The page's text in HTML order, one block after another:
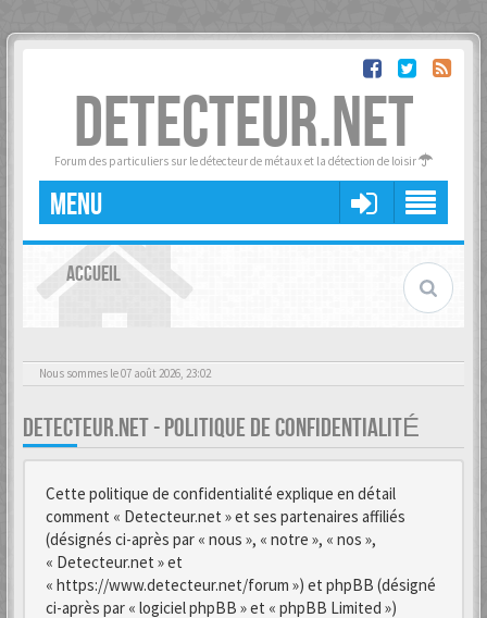
DETECTEUR.NET
Forum des particuliers sur le détecteur de métaux et la détection de loisir
MENU
ACCUEIL
Nous sommes le 07 août 2026, 23:02
DETECTEUR.NET - POLITIQUE DE CONFIDENTIALITÉ
Cette politique de confidentialité explique en détail
comment « Detecteur.net » et ses partenaires affiliés
(désignés ci-après par « nous », « notre », « nos »,
« Detecteur.net » et
« https://www.detecteur.net/forum ») et phpBB (désigné
ci-après par « logiciel phpBB » et « phpBB Limited »)